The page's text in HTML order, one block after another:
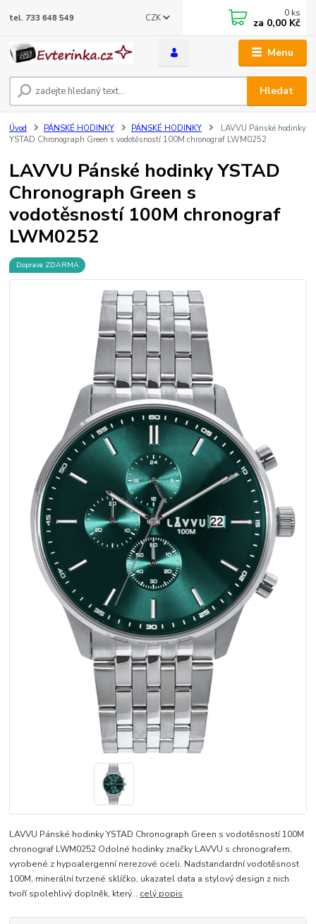
Menu
CZK
Hledat
tel. 733 648 549 0 ks
za 0,00 Kč
Úvod PÁNSKÉ HODINKY PÁNSKÉ HODINKY
LAVVU Pánské hodinky
YSTAD Chronograph Green s vodotěsností 100M chronograf LWM0252
LAVVU Pánské hodinky YSTAD
Chronograph Green s
vodotěsností 100M chronograf
LWM0252
Doprava ZDARMA
LAVVU Pánské hodinky YSTAD Chronograph Green s vodotěsností 100M
chronograf LWM0252 Odolné hodinky značky LAVVU s chronografem,
vyrobené z hypoalergenní nerezové oceli. Nadstandardní vodotěsnost
100M, minerální tvrzené sklíčko, ukazatel data a stylový design z nich
tvoří spolehlivý doplněk, který... celý popis